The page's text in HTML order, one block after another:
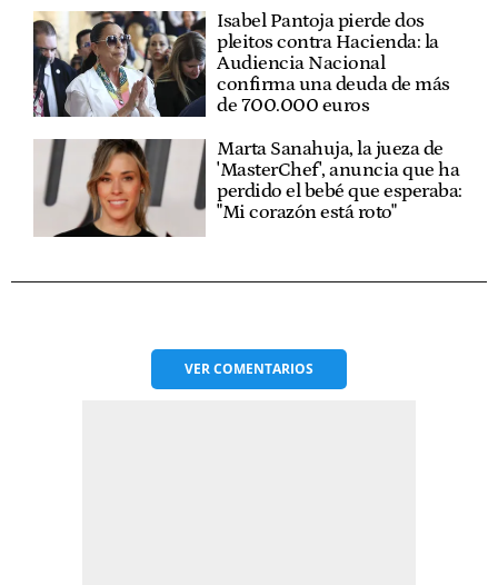
Isabel Pantoja pierde dos
pleitos contra Hacienda: la
Audiencia Nacional
confirma una deuda de más
de 700.000 euros
Marta Sanahuja, la jueza de
'MasterChef', anuncia que ha
perdido el bebé que esperaba:
"Mi corazón está roto"
VERCOMENTARIOS